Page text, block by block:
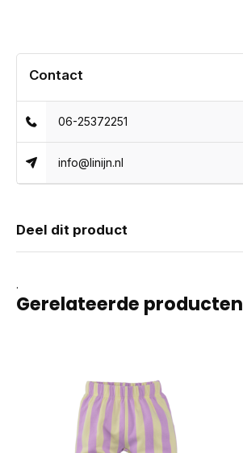
Contact
06-25372251
info@linijn.nl
Deel dit product
.
Gerelateerde producten